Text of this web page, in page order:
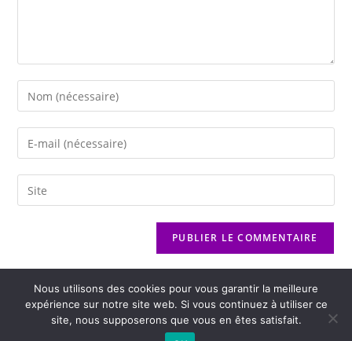
Nous utilisons des cookies pour vous garantir la meilleure
expérience sur notre site web. Si vous continuez à utiliser ce
site, nous supposerons que vous en êtes satisfait.